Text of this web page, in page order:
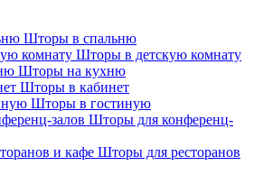
Шторы в спальню
Шторы в детскую комнату
Шторы на кухню
Шторы в кабинет
Шторы в гостиную
Шторы для конференц-
Шторы для ресторанов